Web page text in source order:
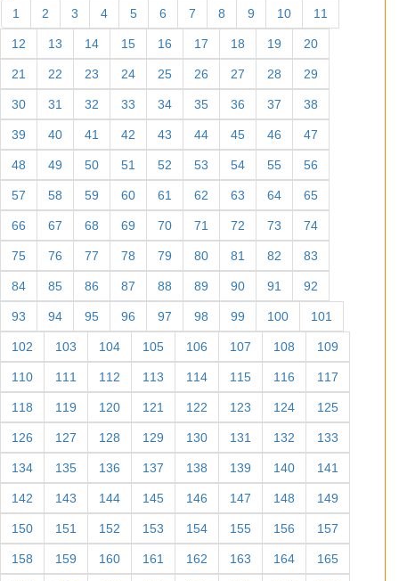
1 2 3 4 5 6 7 8 9 10 11
12 13 14 15 16 17 18 19 20
21 22 23 24 25 26 27 28 29
30 31 32 33 34 35 36 37 38
39 40 41 42 43 44 45 46 47
48 49 50 51 52 53 54 55 56
57 58 59 60 61 62 63 64 65
66 67 68 69 70 71 72 73 74
75 76 77 78 79 80 81 82 83
84 85 86 87 88 89 90 91 92
93 94 95 96 97 98 99 100 101
102 103 104 105 106 107 108 109
110 111 112 113 114 115 116 117
118 119 120 121 122 123 124 125
126 127 128 129 130 131 132 133
134 135 136 137 138 139 140 141
142 143 144 145 146 147 148 149
150 151 152 153 154 155 156 157
158 159 160 161 162 163 164 165